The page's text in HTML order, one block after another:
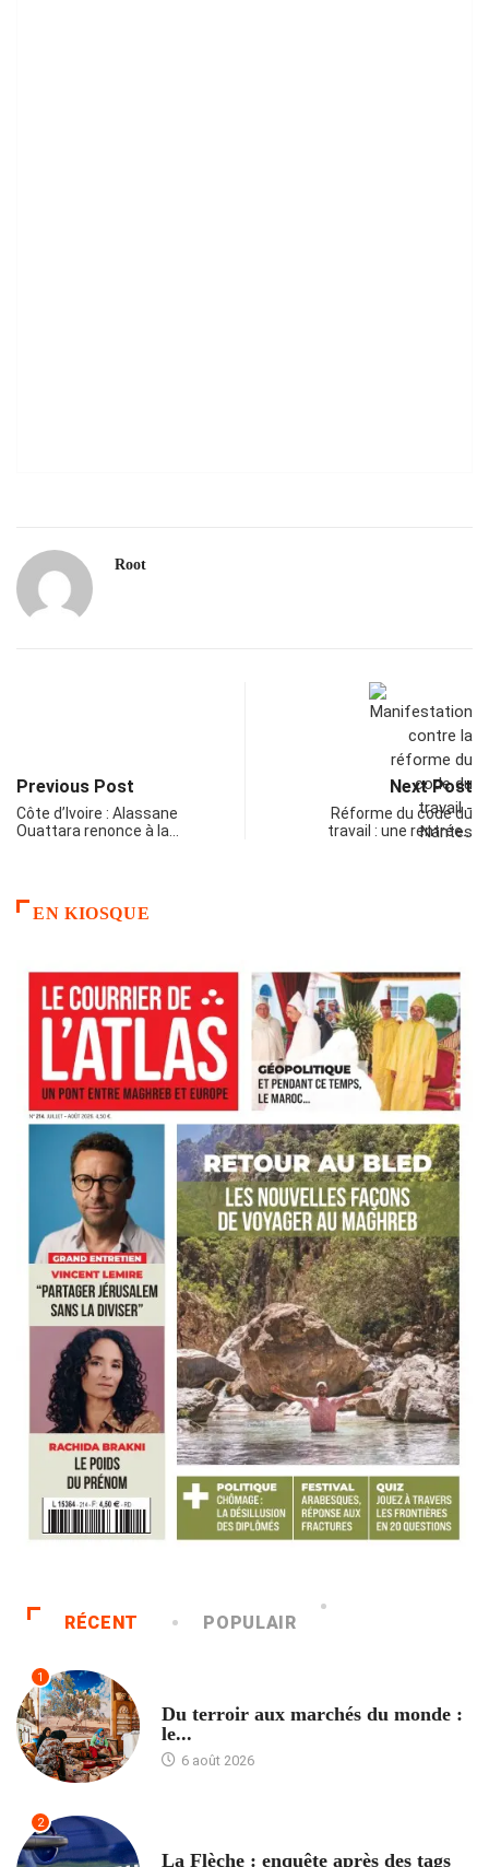
Root
Previous Post
Côte d’Ivoire : Alassane
Ouattara renonce à la…
Next Post
Réforme du code du
travail : une rentrée…
EN KIOSQUE
RÉCENT POPULAIR
1
Du terroir aux marchés du monde :
le...
6 août 2026
2
La Flèche : enquête après des tags